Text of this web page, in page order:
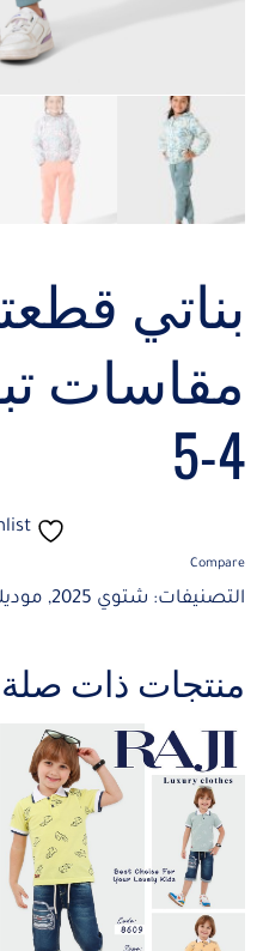
بناتي
4-5
Compare
التصنيفات: شتوي 2025 ,
منتجات ذات صلة